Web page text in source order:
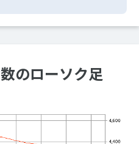
のローソク足